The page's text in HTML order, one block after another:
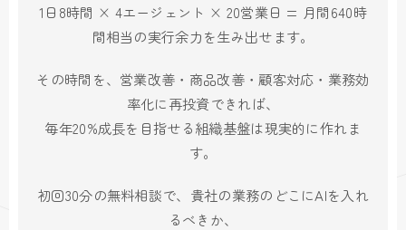
1日8時間 × 4エージェント × 20営業日 = 月間640時
間相当の実行余力を生み出せます。
その時間を、営業改善・商品改善・顧客対応・業務効
率化に再投資できれば、
毎年20%成長を目指せる組織基盤は現実的に作れま
す。
初回30分の無料相談で、貴社の業務のどこにAIを入れ
るべきか、